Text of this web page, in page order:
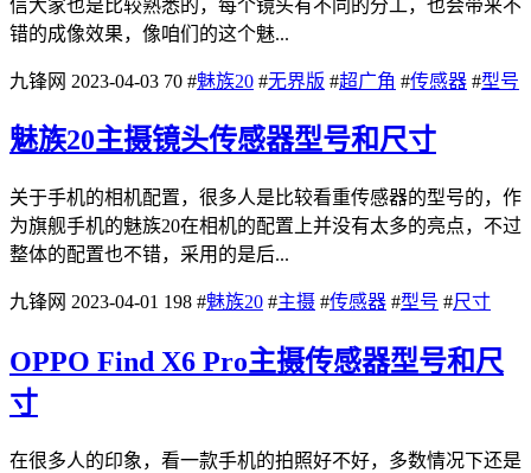
信大家也是比较熟悉的，每个镜头有不同的分工，也会带来不
错的成像效果，像咱们的这个魅...
九锋网 2023-04-03 70 #魅族20 #无界版 #超广角 #传感器 #型号
魅族20主摄镜头传感器型号和尺寸
关于手机的相机配置，很多人是比较看重传感器的型号的，作
为旗舰手机的魅族20在相机的配置上并没有太多的亮点，不过
整体的配置也不错，采用的是后...
九锋网 2023-04-01 198 #魅族20 #主摄 #传感器 #型号 #尺寸
OPPO Find X6 Pro主摄传感器型号和尺
寸
在很多人的印象，看一款手机的拍照好不好，多数情况下还是